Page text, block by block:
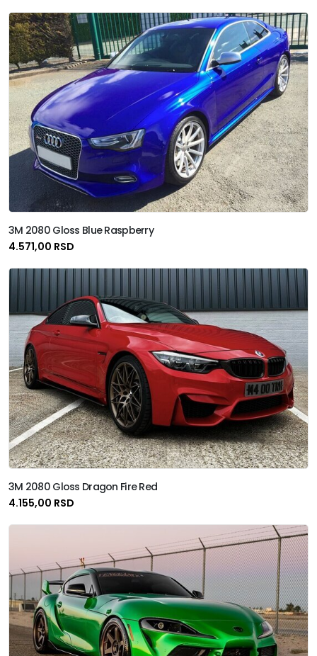
3M 2080 Gloss Blue Raspberry
4.571,00 RSD
3M 2080 Gloss Dragon Fire Red
4.155,00 RSD